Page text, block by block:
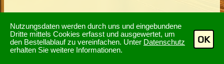
Nutzungsdaten werden durch uns und eingebundene
Dritte mittels Cookies erfasst und ausgewertet, um
den Bestellablauf zu vereinfachen. Unter Datenschutz
erhalten Sie weitere Informationen.
OK